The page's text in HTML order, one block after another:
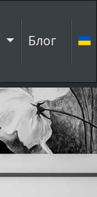
Блог